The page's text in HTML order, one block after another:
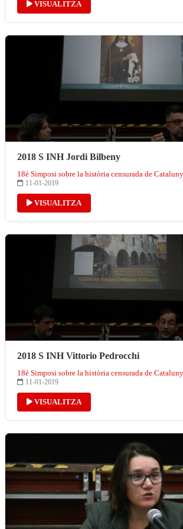
VISUALITZA
2018 S INH Jordi Bilbeny
18è Simposi sobre la història censurada de
11-01-2019
VISUALITZA
2018 S INH Vittorio Pedrocchi
18è Simposi sobre la història censurada de
11-01-2019
VISUALITZA